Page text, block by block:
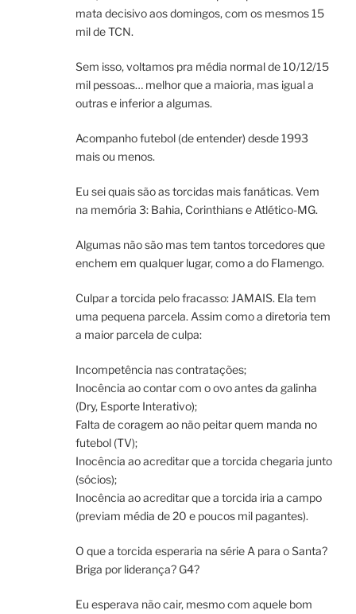
mata decisivo aos domingos, com os mesmos 15
mil de TCN.
Sem isso, voltamos pra média normal de 10/12/15
mil pessoas… melhor que a maioria, mas igual a
outras e inferior a algumas.
Acompanho futebol (de entender) desde 1993
mais ou menos.
Eu sei quais são as torcidas mais fanáticas. Vem
na memória 3: Bahia, Corinthians e Atlético-MG.
Algumas não são mas tem tantos torcedores que
enchem em qualquer lugar, como a do Flamengo.
Culpar a torcida pelo fracasso: JAMAIS. Ela tem
uma pequena parcela. Assim como a diretoria tem
a maior parcela de culpa:
Incompetência nas contratações;
Inocência ao contar com o ovo antes da galinha
(Dry, Esporte Interativo);
Falta de coragem ao não peitar quem manda no
futebol (TV);
Inocência ao acreditar que a torcida chegaria junto
(sócios);
Inocência ao acreditar que a torcida iria a campo
(previam média de 20 e poucos mil pagantes).
O que a torcida esperaria na série A para o Santa?
Briga por liderança? G4?
Eu esperava não cair, mesmo com aquele bom